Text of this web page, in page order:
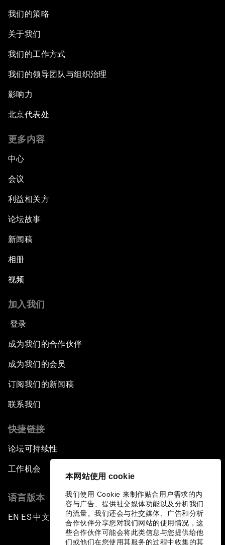
本网站使用 cookie
我们使用 Cookie 来制作贴合用户需求的内
容与广告、提供社交媒体功能以及分析我们
的流量。我们还会与社交媒体、广告和分析
合作伙伴分享您对我们网站的使用情况，这
些合作伙伴可能会将此类信息与您提供给他
们或他们在您使用其服务的过程中收集的其
我们的策略
关于我们
我们的工作方式
我们的领导团队与组织治理
影响力
北京代表处
更多内容
中心
会议
利益相关方
论坛故事
新闻稿
相册
视频
加入我们
登录
成为我们的合作伙伴
成为我们的会员
订阅我们的新闻稿
联系我们
快捷链接
论坛可持续性
工作机会
语言版本
EN ▪ES▪中文▪ 日本語